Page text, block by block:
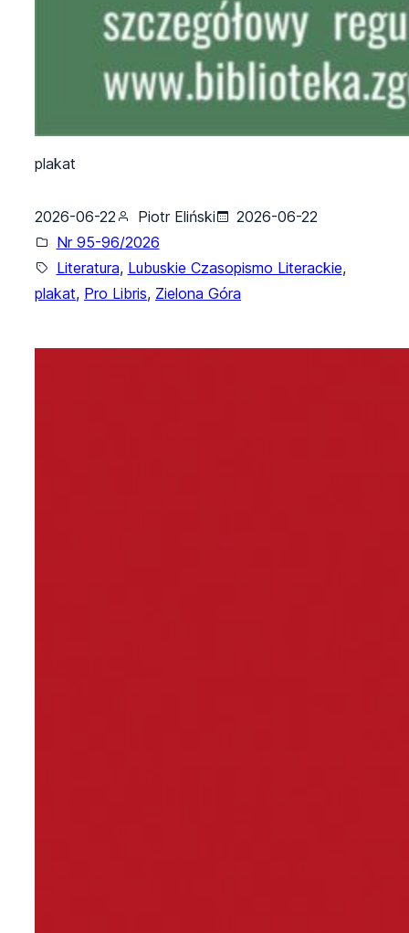
plakat
2026-06-22 Piotr Eliński
2026-06-22
Nr 95-96/2026
Literatura, Lubuskie Czasopismo Literackie,
plakat, Pro Libris, Zielona Góra